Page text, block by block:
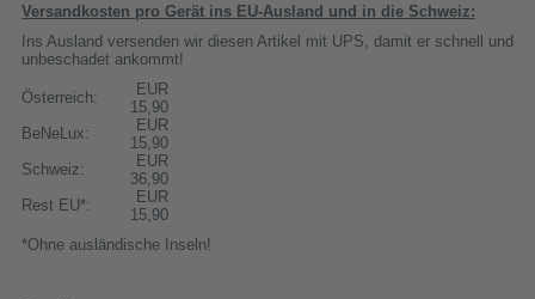
Versandkosten pro Gerät ins EU-Ausland und in die Schweiz:
Ins Ausland versenden wir diesen Artikel mit UPS, damit er schnell und
unbeschadet ankommt!
Österreich:
EUR
15,90
BeNeLux:
EUR
15,90
Schweiz:
EUR
36,90
Rest EU*:
EUR
15,90
*Ohne ausländische Inseln!